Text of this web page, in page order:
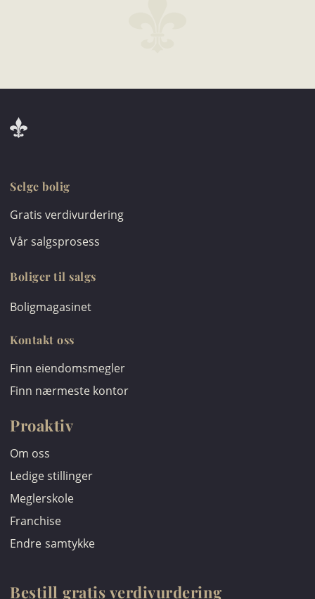
Selge bolig
Gratis verdivurdering
Vår salgsprosess
Boliger til salgs
Boligmagasinet
Kontakt oss
Finn eiendomsmegler
Finn nærmeste kontor
Proaktiv
Om oss
Ledige stillinger
Meglerskole
Franchise
Endre samtykke
Bestill gratis verdivurdering